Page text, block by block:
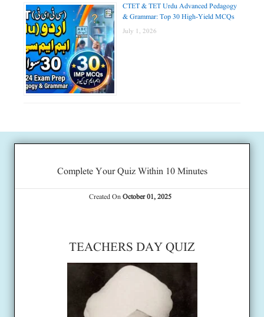
CTET & TET Urdu Advanced Pedagogy
& Grammar: Top 30 High-Yield MCQs
July 1, 2026
Complete Your Quiz Within 10 Minutes
Created OnOctober 01, 2025
TEACHERS DAY QUIZ